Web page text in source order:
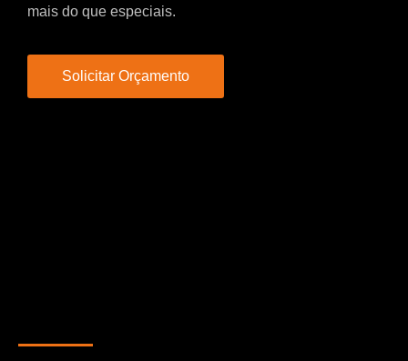
mais do que especiais.
Solicitar Orçamento